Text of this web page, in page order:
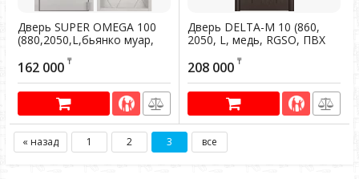
Дверь SUPER OMEGA 100
(880,2050,L,бьянко муар,
SP-17, СТ Милк матовый,
SO-HT-3, хром,НАКЛ,)
Артикул: 200551
162 000 ₸
Дверь DELTA-M 10 (860,
2050, L, медь, RGSO, ПВХ
НАКЛ,-,-) (Панель 10 мм)
Артикул: 200170
208 000 ₸
« назад 1 2 3 все